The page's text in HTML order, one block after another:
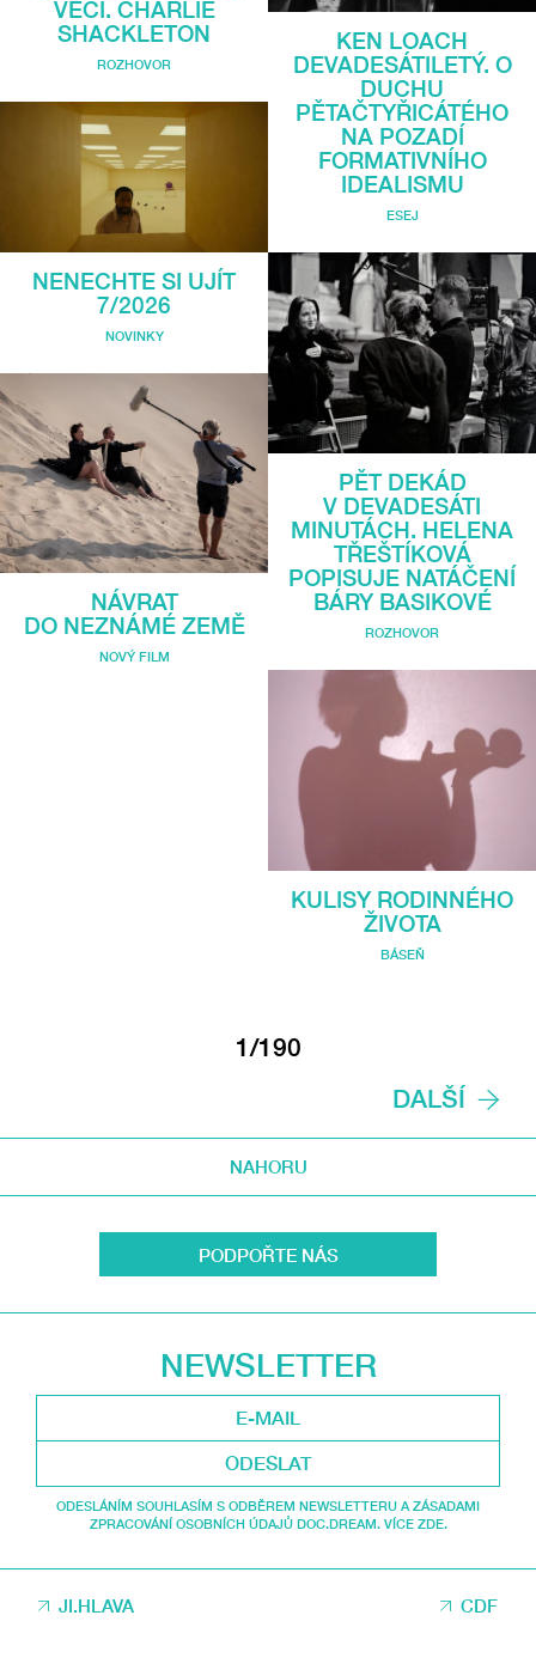
VĚCI. CHARLIE
SHACKLETON
ROZHOVOR
NENECHTE SI UJÍT
7/2026
NOVINKY
NÁVRAT
DO NEZNÁMÉ ZEMĚ
NOVÝ FILM
KEN LOACH
DEVADESÁTILETÝ. O
DUCHU
PĚTAČTYŘICÁTÉHO
NA POZADÍ
FORMATIVNÍHO
IDEALISMU
ESEJ
PĚT DEKÁD
V DEVADESÁTI
MINUTÁCH. HELENA
TŘEŠTÍKOVÁ
POPISUJE NATÁČENÍ
BÁRY BASIKOVÉ
ROZHOVOR
KULISY RODINNÉHO
ŽIVOTA
BÁSEŇ
1/190
DALŠÍ
NAHORU
PODPOŘTE NÁS
NEWSLETTER
ODESLAT
ODESLÁNÍM SOUHLASÍM S ODBĚREM NEWSLETTERU A ZÁSADAMI
ZPRACOVÁNÍ OSOBNÍCH ÚDAJŮ DOC.DREAM. VÍCE ZDE.
JI.HLAVA CDF